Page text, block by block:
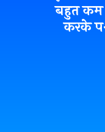
बहुतकम
करके